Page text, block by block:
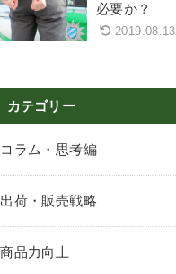
必要か？
2019.08.13
カテゴリー
コラム・思考編
出荷・販売戦略
商品力向上